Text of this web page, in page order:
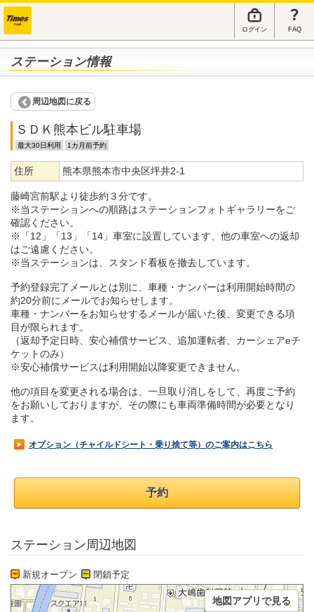
ログイン FAQ
ステーション情報
周辺地図に戻る
ＳＤＫ熊本ビル駐車場
最大30日利用 1カ月前予約
住所 熊本県熊本市中央区坪井2-1
藤崎宮前駅より徒歩約３分です。
※当ステーションへの順路はステーションフォトギャラリーをご
確認ください。
※「12」「13」「14」車室に設置しています、他の車室への返却
はご遠慮ください。
※当ステーションは、スタンド看板を撤去しています。
予約登録完了メールとは別に、車種・ナンバーは利用開始時間の
約20分前にメールでお知らせします。
車種・ナンバーをお知らせするメールが届いた後、変更できる項
目が限られます。
（返却予定日時、安心補償サービス、追加運転者、カーシェアeチ
ケットのみ）
※安心補償サービスは利用開始以降変更できません。
他の項目を変更される場合は、一旦取り消しをして、再度ご予約
をお願いしておりますが、その際にも車両準備時間が必要となり
ます。
オプション（チャイルドシート・乗り捨て等）のご案内はこちら
予約
ステーション周辺地図
新規オープン 閉鎖予定
地図アプリで見る